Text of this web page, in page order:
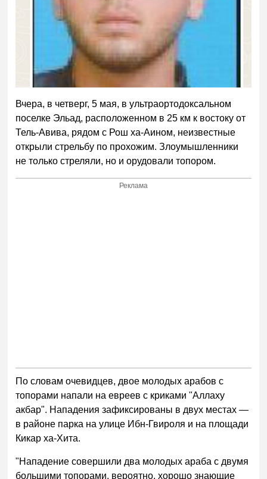
Вчера, в четверг, 5 мая, в ультраортодоксальном
поселке Эльад, расположенном в 25 км к востоку от
Тель-Авива, рядом с Рош ха-Аином, неизвестные
открыли стрельбу по прохожим. Злоумышленники
не только стреляли, но и орудовали топором.
Реклама
По словам очевидцев, двое молодых арабов с
топорами напали на евреев с криками "Аллаху
акбар". Нападения зафиксированы в двух местах —
в районе парка на улице Ибн-Гвироля и на площади
Кикар ха-Хита.
"Нападение совершили два молодых араба с двумя
большими топорами, вероятно, хорошо знающие